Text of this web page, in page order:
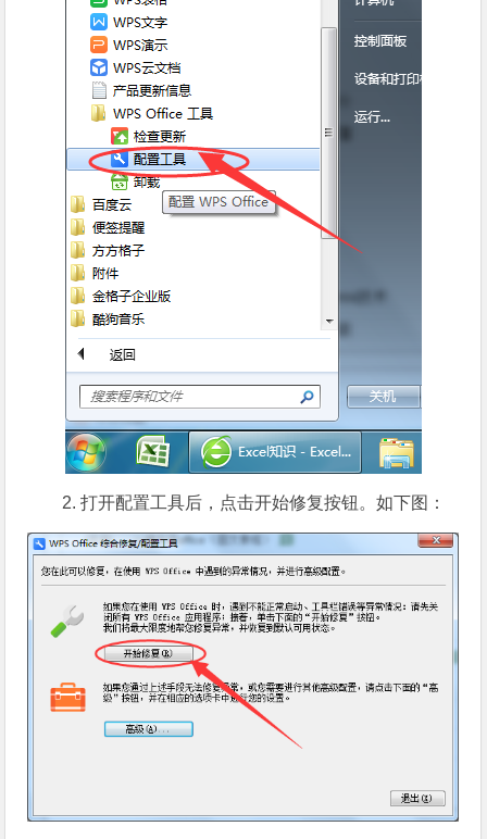
2. 打开配置工具后，点击开始修复按钮。如下图：